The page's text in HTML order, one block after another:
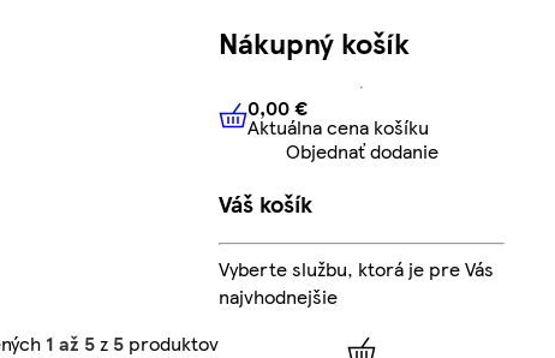
1 až 5z 5 produktov
Nákupný košík
0,00 € Aktuálna cena košíku
0,00 €
Aktuálna cena košíku
Objednať dodanie
Váš košík
Vyberte službu, ktorá je pre Vás
najvhodnejšie